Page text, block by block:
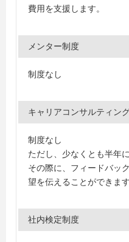
費用を支援します。
メンター制度
制度なし
キャリアコンサルティン
制度なし
ただし、少なくとも半年
その際に、フィードバッ
望を伝えることができます
社内検定制度